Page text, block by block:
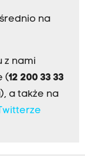
na
z nami
(12 200 33 33
a także na
Twitterze